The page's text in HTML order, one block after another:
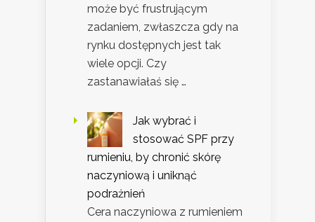
może być frustrującym
zadaniem, zwłaszcza gdy na
rynku dostępnych jest tak
wiele opcji. Czy
zastanawiałaś się …
Jak wybrać i
stosować SPF przy
rumieniu, by chronić skórę
naczyniową i uniknąć
podrażnień
Cera naczyniowa z rumieniem